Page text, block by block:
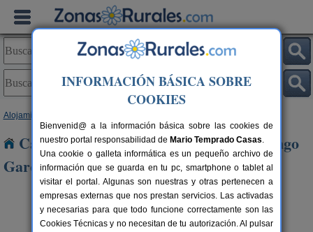
Alojamientos
Casas Rurales cerca de Villar de Domingo
Garcia
INFORMACIÓN BÁSICA SOBRE
COOKIES
Bienvenid@ a la información básica sobre las cookies de
nuestro portal responsabilidad de Mario Temprado Casas.
Una cookie o galleta informática es un pequeño archivo de
información que se guarda en tu pc, smartphone o tablet al
visitar el portal. Algunas son nuestras y otras pertenecen a
empresas externas que nos prestan servicios. Las activadas
y necesarias para que todo funcione correctamente son las
Cookies Técnicas y no necesitan de tu autorización. Al pulsar